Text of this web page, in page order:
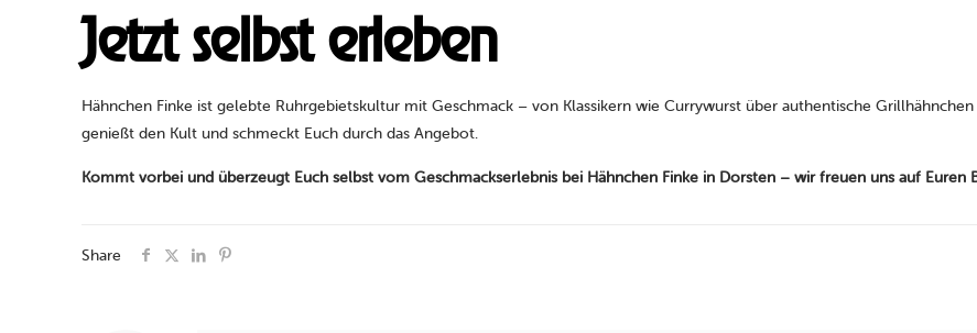
Jetzt selbst erleben
Hähnchen Finke ist gelebte Ruhrgebietskultur mit Geschmack – von Klassikern wie Currywurst über authentische
genießt den Kult und schmeckt Euch durch das Angebot.
Kommt vorbei und überzeugt Euch selbst vom Geschmackserlebnis bei Hähnchen Finke in Dorsten – wir freuen uns auf Euren
Share